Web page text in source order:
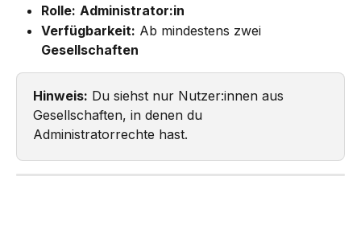
Rolle: Administrator:in
Verfügbarkeit: Ab mindestens zwei
Gesellschaften
Hinweis: Du siehst nur Nutzer:innen aus
Gesellschaften, in denen du
Administratorrechte hast.